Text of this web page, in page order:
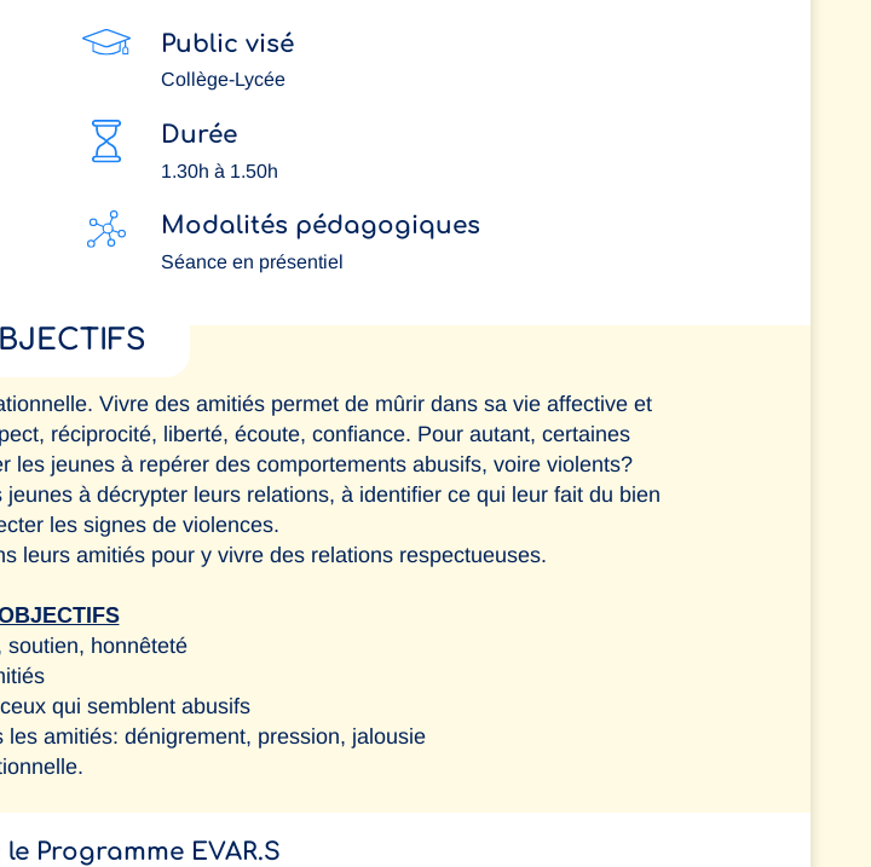
Public visé
Collège-Lycée
Durée
1.30h à 1.50h
Modalités pédagogiques
Séance en présentiel
Vivre des amitiés permet de mûrir dans sa vie affective et
réciprocité, liberté, écoute, confiance. Pour autant, certaines
les jeunes à repérer des comportements abusifs, voire violents?
à décrypter leurs relations, à identifier ce qui leur fait du bien
les signes de violences.
leurs amitiés pour y vivre des relations respectueuses.
soutien, honnêteté
qui semblent abusifs
amitiés: dénigrement, pression, jalousie
Programme EVAR.S